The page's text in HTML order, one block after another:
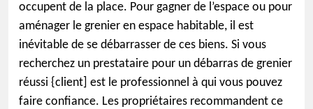
occupent de la place. Pour gagner de l’espace ou pour
aménager le grenier en espace habitable, il est
inévitable de se débarrasser de ces biens. Si vous
recherchez un prestataire pour un débarras de grenier
réussi {client] est le professionnel à qui vous pouvez
faire confiance. Les propriétaires recommandent ce